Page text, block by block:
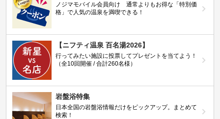
ノジマモバイル会員向け 通常よりもお得な「特別価
格」で人気の温泉を満喫できる！
【ニフティ温泉 百名湯2026】
行ってみたい施設に投票してプレゼントを当てよう！
（全10回開催 / 合計260名様）
岩盤浴特集
日本全国の岩盤浴情報だけをピックアップ。まとめて
検索！